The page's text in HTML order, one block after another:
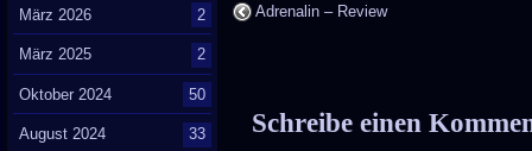
Adrenalin – Review
Schreibe einen
März 2026 2
März 2025 2
Oktober 2024 50
August 2024 33